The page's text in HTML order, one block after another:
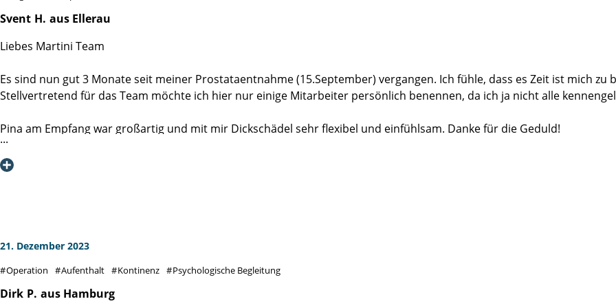
Svent H. aus Ellerau
Liebes Martini Team
Es sind nun gut 3 Monate seit meiner Prostataentnahme (15.September) vergangen. Ich fühle, dass es Zeit ist mich zu
Stellvertretend für das Team möchte ich hier nur einige Mitarbeiter persönlich benennen, da ich ja nicht alle
Pina am Empfang war großartig und mit mir Dickschädel sehr flexibel und einfühlsam. Danke für die Geduld!
Prof. Dr. M. Graefen,
Dr. U. Michel
Es hat mich sehr beruhigt mit ihnen ein Vorgespräch zu führen. Ich hatte das Gesicht des „Handwerkers“ vor Augen
und mich wieder zusammen tackert. Von Handwerker zu Handwerker habe sehr schnell Vertrauen zu ihnen gefunden.
21. Dezember 2023
Operation Aufenthalt Kontinenz Psychologische Begleitung
Dirk P. aus Hamburg